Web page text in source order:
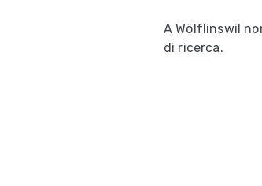
A Wölflinswil
di ricerca.